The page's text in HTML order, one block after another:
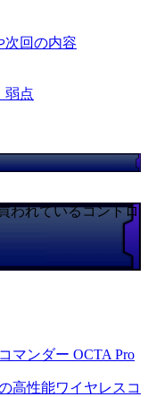
次回の内容
弱点
われているコントロ
マンダー OCTA Pro
高性能ワイヤレスコ